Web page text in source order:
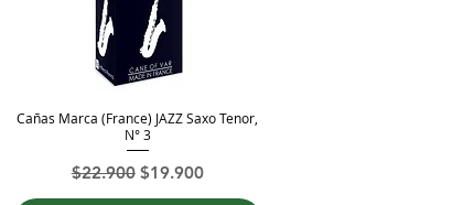
Vista rápida
Cañas Marca (France) JAZZ Saxo Tenor,
N° 3
Precio
$22.900 Precio de oferta
$19.900